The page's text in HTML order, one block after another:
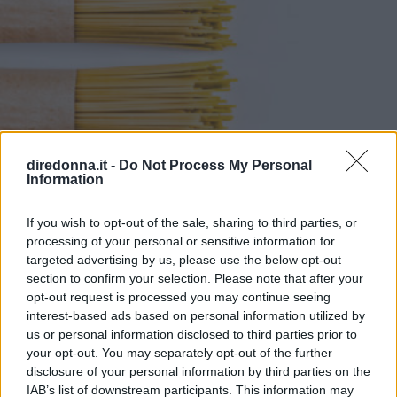
diredonna.it - Do Not Process My Personal
Information
If you wish to opt-out of the sale, sharing to third parties, or
processing of your personal or sensitive information for
targeted advertising by us, please use the below opt-out
section to confirm your selection. Please note that after your
opt-out request is processed you may continue seeing
interest-based ads based on personal information utilized by
us or personal information disclosed to third parties prior to
your opt-out. You may separately opt-out of the further
disclosure of your personal information by third parties on the
IAB’s list of downstream participants. This information may
più chiari, sono più digeribili e cuociono in fretta. Farro
perlato: proprietà, calorie e valori nutrizionali Il farro,
anche quello perlato, contiene glutine, e dunque non è
adatto a una dieta per celiaci. Le sue caratteristiche sono
simili a quelle del frumento. Generalmente, 100 g di
prodotto offrono 352 calorie e: Grassi 1,7 g, di cui acidi
grassi saturi 0,4 g Carboidrati 71 g, di cui zuccheri 1,1 g
Fibre 7 g Proteine 14 g Sale 0,06 g. Il farro è un potente
antiossidante, aiuta a regolare l’attività dell’intestino,
regala grazie alle fibre e alle proteine un senso di sazietà
appesantiscono. Come si cucina il farro perlato Questo
cerale si cucina principalmente in insalata estive, con
verdure, legumi, carne o pesce, o in zuppe e minestre,
perfette per l’inverno. Il farro perlato, a differenza di
quello integrale e decorticato, non deve essere messo in
ammollo prima della cottura, e cuoce generalmente in
15/20 minuti, in base al prodotto. A tal proposito, il nostro
consiglio è di preferire prodotti bio e di seguire sempre le
indicazioni della confezione. Il farro può essere cotto con
Qual è la migliore pasta
italiana?
Trafilatura al bronzo, formati speciali, grani selezionati: le
marche della regina della cucina italiana da mettere in
tavola.
ELEONORA D'UFFIZI